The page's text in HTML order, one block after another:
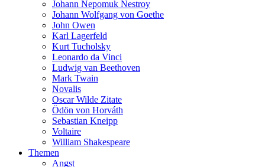
Johann Nepomuk Nestroy
Johann Wolfgang von Goethe
John Owen
Karl Lagerfeld
Kurt Tucholsky
Leonardo da Vinci
Ludwig van Beethoven
Mark Twain
Novalis
Oscar Wilde Zitate
Ödön von Horváth
Sebastian Kneipp
Voltaire
William Shakespeare
Themen
Angst